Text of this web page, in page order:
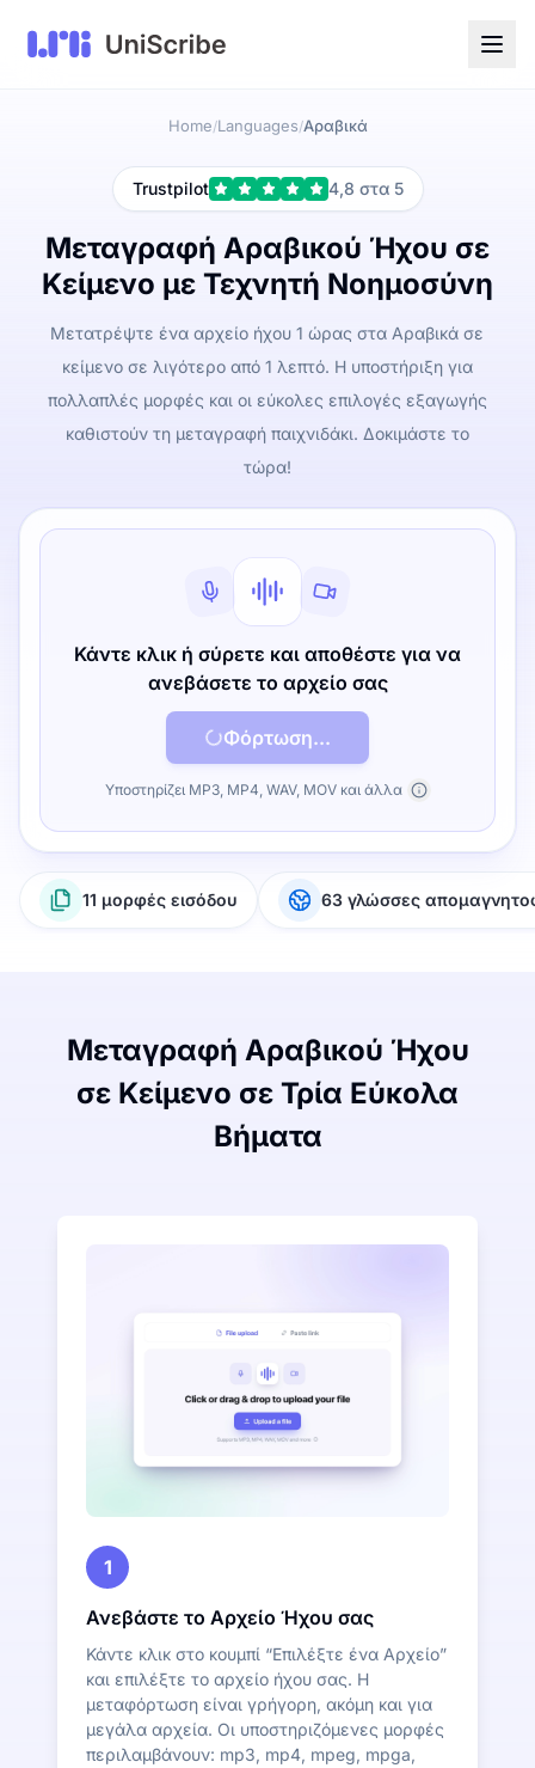
Home/Languages/Αραβικά
Trustpilot 4,8 στα 5
Μεταγραφή Αραβικού Ήχου σε
Κείμενο με Τεχνητή Νοημοσύνη
Μετατρέψτε ένα αρχείο ήχου 1 ώρας στα Αραβικά σε
κείμενο σε λιγότερο από 1 λεπτό. Η υποστήριξη για
πολλαπλές μορφές και οι εύκολες επιλογές εξαγωγής
καθιστούν τη μεταγραφή παιχνιδάκι. Δοκιμάστε το
τώρα!
Κάντε κλικ ή σύρετε και αποθέστε για να
ανεβάσετε το αρχείο σας
Φόρτωση...
Υποστηρίζει MP3, MP4, WAV, MOV και άλλα
11 μορφές εισόδου 63 γλώσσες
Μεταγραφή Αραβικού Ήχου
σε Κείμενο σε Τρία Εύκολα
Βήματα
1
Ανεβάστε το Αρχείο Ήχου σας
Κάντε κλικ στο κουμπί “Επιλέξτε ένα Αρχείο”
και επιλέξτε το αρχείο ήχου σας. Η
μεταφόρτωση είναι γρήγορη, ακόμη και για
μεγάλα αρχεία. Οι υποστηριζόμενες μορφές
περιλαμβάνουν: mp3, mp4, mpeg, mpga,